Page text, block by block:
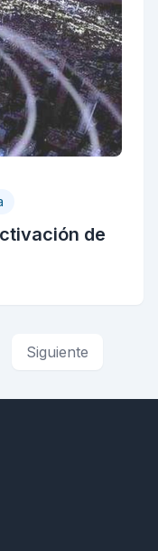
de
Siguiente